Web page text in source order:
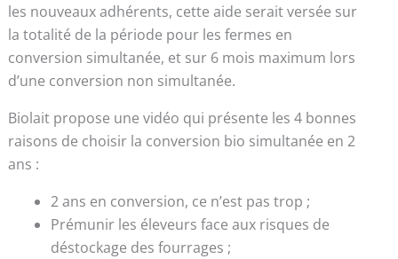
les nouveaux adhérents, cette aide serait versée sur
la totalité de la période pour les fermes en
conversion simultanée, et sur 6 mois maximum lors
d’une conversion non simultanée.
Biolait propose une vidéo qui présente les 4 bonnes
raisons de choisir la conversion bio simultanée en 2
ans :
2 ans en conversion, ce n’est pas trop ;
Prémunir les éleveurs face aux risques de
déstockage des fourrages ;